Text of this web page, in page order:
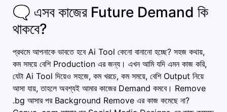
🗨️ এসব কাজের Future Demand কি
থাকবে?
প্রথমে আপনাকে ভাবতে হবে Ai Tool কেনো বানানো হচ্ছে? সহজ কথায়,
কম সময়ে বেশি Production এর জন্য। এখন আমি যদি এমন কাজ করি,
যেটা Ai Tool দিয়েও সহজে, কম খরচে, কম সময়ে, বেশি Output নিয়ে
আসা যায়, তাহলে অবশ্যই আমার কাজের Demand কমবে। Remove
.bg আসার পর Background Remove এর কাজ কমেছে না?